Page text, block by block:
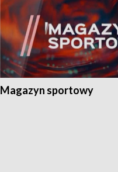
Magazyn sportowy